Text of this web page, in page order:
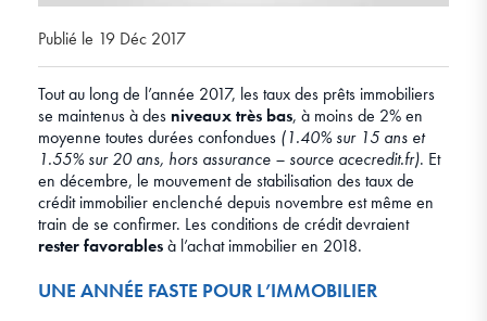
Publié le 19 Déc 2017
Tout au long de l’année 2017, les taux des prêts immobiliers
se maintenus à des niveaux très bas, à moins de 2% en
moyenne toutes durées confondues (1.40% sur 15 ans et
1.55% sur 20 ans, hors assurance – source acecredit.fr). Et
en décembre, le mouvement de stabilisation des taux de
crédit immobilier enclenché depuis novembre est même en
train de se confirmer. Les conditions de crédit devraient
rester favorablesà l’achat immobilier en 2018.
UNE ANNÉE FASTE POUR L’IMMOBILIER